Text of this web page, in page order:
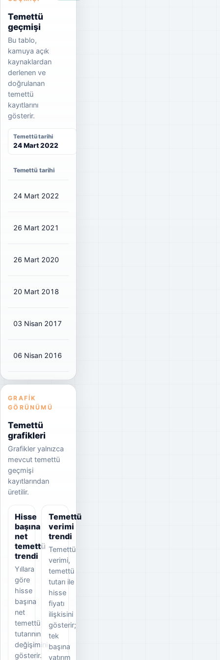
Temettü
geçmişi
Bu tablo,
kamuya açık
kaynaklardan
derlenen ve
doğrulanan
temettü
kayıtlarını
gösterir.
Temettü tarihi
24 Mart 2022
Temettü tarihi
24 Mart 2022
26 Mart 2021
26 Mart 2020
20 Mart 2018
03 Nisan 2017
06 Nisan 2016
GRAFIK
GÖRÜNÜMÜ
Temettü
grafikleri
Grafikler yalnızca
mevcut temettü
geçmişi
kayıtlarından
üretilir.
Hisse
başına
net
temettü
trendi
Yıllara
göre
hisse
başına
net
temettü
tutarının
değişimini
gösterir.
Temettü
verimi
trendi
Temettü
verimi,
temettü
tutarı ile
hisse
fiyatı
ilişkisini
gösterir;
tek
başına
yatırım